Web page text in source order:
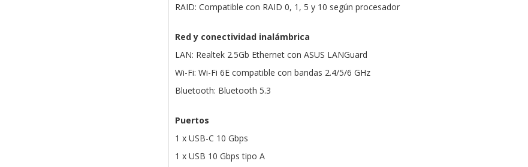
RAID: Compatible con RAID 0, 1, 5 y 10 según procesador
Red y conectividad inalámbrica
LAN: Realtek 2.5Gb Ethernet con ASUS LANGuard
Wi-Fi: Wi-Fi 6E compatible con bandas 2.4/5/6 GHz
Bluetooth: Bluetooth 5.3
Puertos
1 x USB-C 10 Gbps
1 x USB 10 Gbps tipo A